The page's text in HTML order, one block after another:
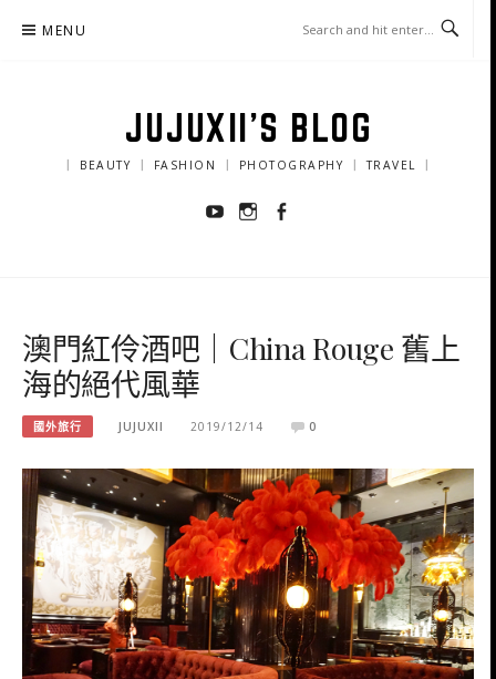
MENU
JUJUXII'S BLOG
｜ BEAUTY ｜ FASHION ｜ PHOTOGRAPHY ｜ TRAVEL ｜
YoutubeInstagram
澳門紅伶酒吧｜China Rouge 舊上
海的絕代風華
國外旅行 JUJUXII 2019/12/14 0